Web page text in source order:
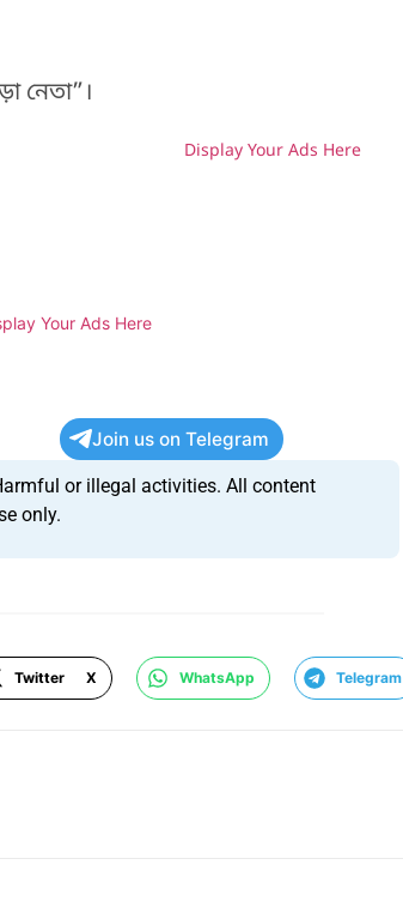
নেতা”।
Display Your Ads Here
Your Ads Here
Join us on Telegram
or illegal activities. All content
only.
Twitter X WhatsApp Telegram